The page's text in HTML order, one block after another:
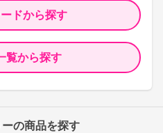
ドから探す
覧から探す
の商品を探す